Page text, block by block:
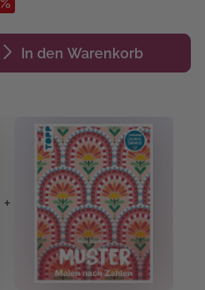
In den Warenkorb
+